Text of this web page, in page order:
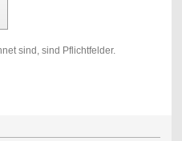
sind, sind Pflichtfelder.